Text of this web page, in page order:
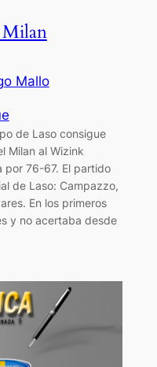
Mallo
de Laso consigue
Milan al Wizink
por 76-67. El partido
de Laso: Campazzo,
En los primeros
y no acertaba desde